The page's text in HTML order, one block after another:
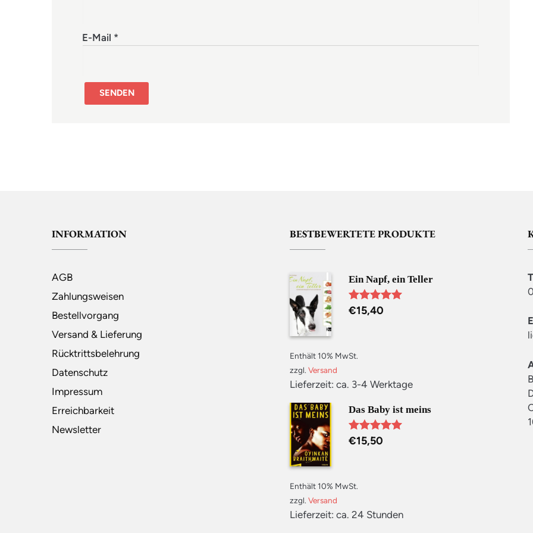
E-Mail *
INFORMATION
AGB
Zahlungsweisen
Bestellvorgang
Versand & Lieferung
Rücktrittsbelehrung
Datenschutz
Impressum
Erreichbarkeit
Newsletter
BESTBEWERTETE PRODUKTE
Ein Napf, ein Teller
Bewertet mit
€15,40
Enthält 10% MwSt.
zzgl. Versand
Lieferzeit: ca. 3-4 Werktage
Das Baby ist meins
Bewertet mit
€15,50
Enthält 10% MwSt.
zzgl. Versand
Lieferzeit: ca. 24 Stunden